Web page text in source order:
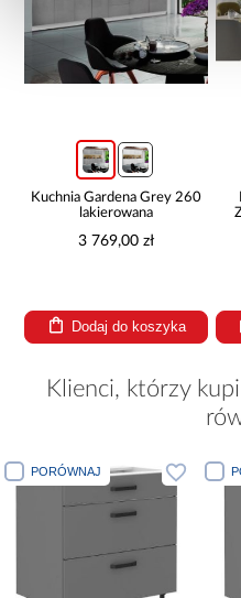
Kuchnia Gardena Grey 260
lakierowana
3 769,00 zł
Dodaj do koszyka
Klienci, którzy
PORÓWNAJ